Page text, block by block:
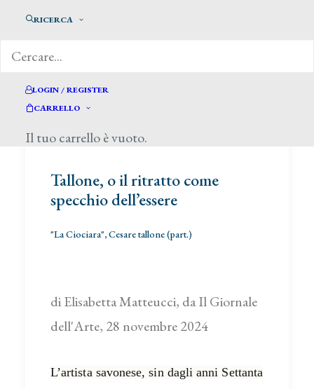
RICERCA
LOGIN / REGISTER
CARRELLO
Il tuo carrello è vuoto.
Tallone, o il ritratto come
specchio dell’essere
"La Ciociara", Cesare tallone (part.)
di Elisabetta Matteucci, da Il Giornale
dell'Arte, 28 novembre 2024
L’artista savonese, sin dagli anni Settanta